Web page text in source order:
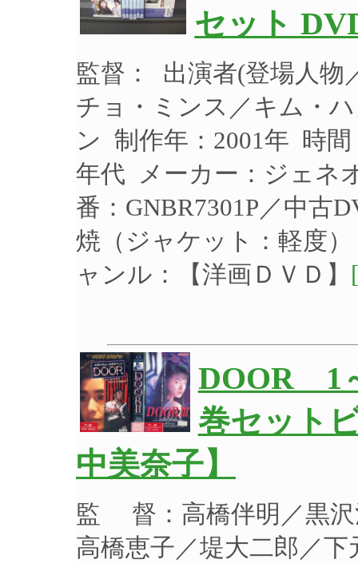
セット
監督： 出演者(登場人物
チョ・ミンス／キム・
ン 制作年：2001年 時
年代 メーカー：ジェネ
番：GNBR7301P／中古
焼（ジャケット：軽度）
ャンル：【洋画ＤＶＤ】
DOOR 1
巻セット
中美奈子】
監 督：高橋伴明／黒沢
高橋恵子／堤大二郎／